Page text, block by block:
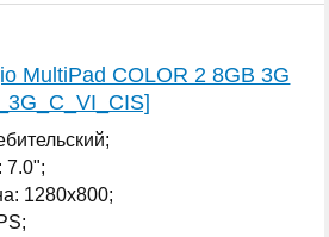
MultiPad COLOR 2 8GB 3G
7.0";
1280x800;